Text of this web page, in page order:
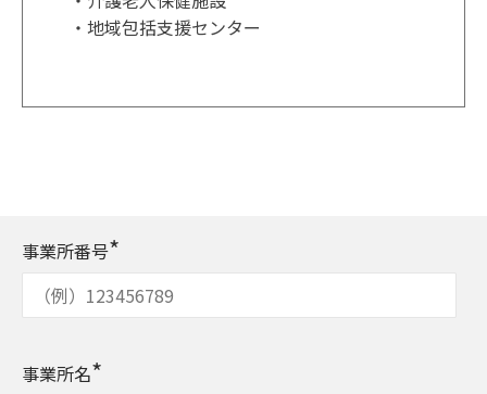
・地域包括支援センター
事業所番号*
事業所名*